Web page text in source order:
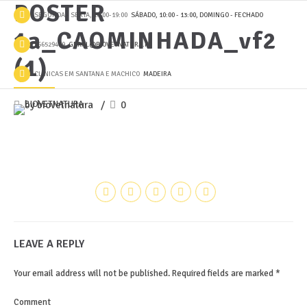
SEGUNDA - SEXTA, 10:00-19:00 SÁBADO, 10:00 - 13:00, DOMINGO - FECHADO
966529489 GERAL@BIOVETNATURA.PT
CLÍNICAS EM SANTANA E MACHICO MADEIRA
POSTER
1a_CAOMINHADA_vf2
(1)
by biovetnatura 0
LEAVE A REPLY
Your email address will not be published. Required fields are marked *
Comment